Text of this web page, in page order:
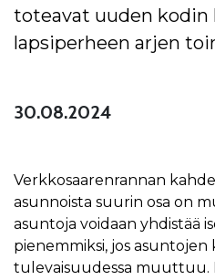
toteavat uuden kodin
lapsiperheen arjen
30.08.2024
Verkkosaarenrannan
asunnoista suurin osa on
asuntoja voidaan yhdistää
pienemmiksi, jos
tulevaisuudessa